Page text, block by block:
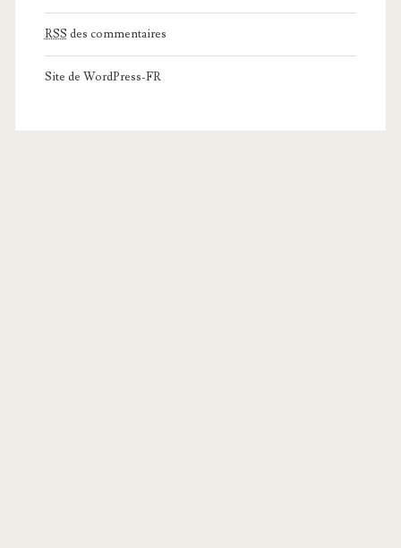
RSS des commentaires
Site de WordPress-FR